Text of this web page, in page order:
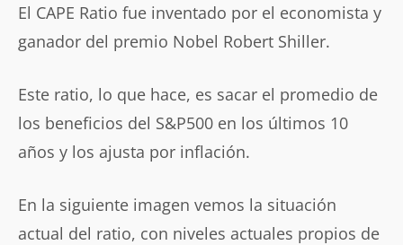
El CAPE Ratio fue inventado por el economista y
ganador del premio Nobel Robert Shiller.
Este ratio, lo que hace, es sacar el promedio de
los beneficios del S&P500 en los últimos 10
años y los ajusta por inflación.
En la siguiente imagen vemos la situación
actual del ratio, con niveles actuales propios de